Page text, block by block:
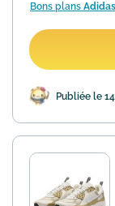
Bons plans Adidas
Publiée le